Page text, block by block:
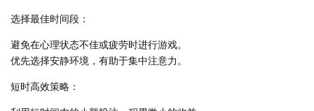
选择最佳时间段：
避免在心理状态不佳或疲劳时进行游戏。
优先选择安静环境，有助于集中注意力。
短时高效策略：